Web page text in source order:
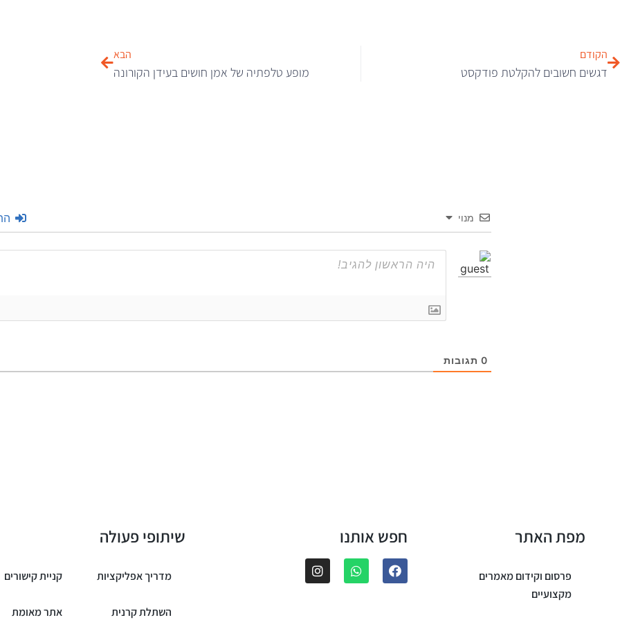
הקודם
דגשים חשובים להקלטת פודקסט
הבא
מופע טלפתיה של אמן חושים בעידן הקורונה
מנוי
0 תגובות
מפת האתר
פרסום וקידום מאמרים
מקצועיים
חפש אותנו שיתופי פעולה
מדריך אפליקציות קניית קישורים
השתלת קרנית אתר מאומת